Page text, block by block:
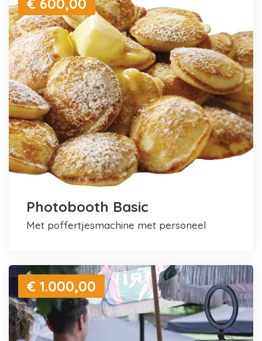
€ 600,00
Photobooth Basic
met poffertjesmachine met personeel
€ 1.000,00